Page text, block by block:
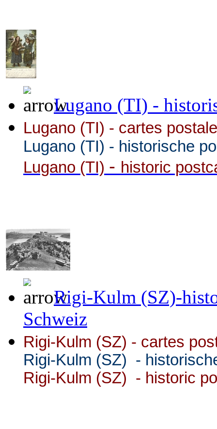
Lugano (TI) -
Lugano (TI) - cartes
Lugano (TI) - historische
Lugano (TI) - historic
Rigi-Kulm (SZ)-
Schweiz
Rigi-Kulm (SZ) - cartes
Rigi-Kulm (SZ) -
Rigi-Kulm (SZ) - historic